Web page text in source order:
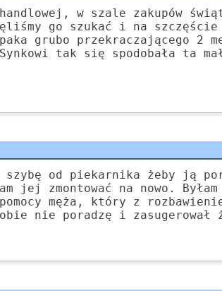
w szale zakupów
go szukać i na
grubo przekraczającego 2
tak się spodobała ta
szybę od piekarnika żeby ją
jej zmontować na nowo.
męża, który z
nie poradzę i